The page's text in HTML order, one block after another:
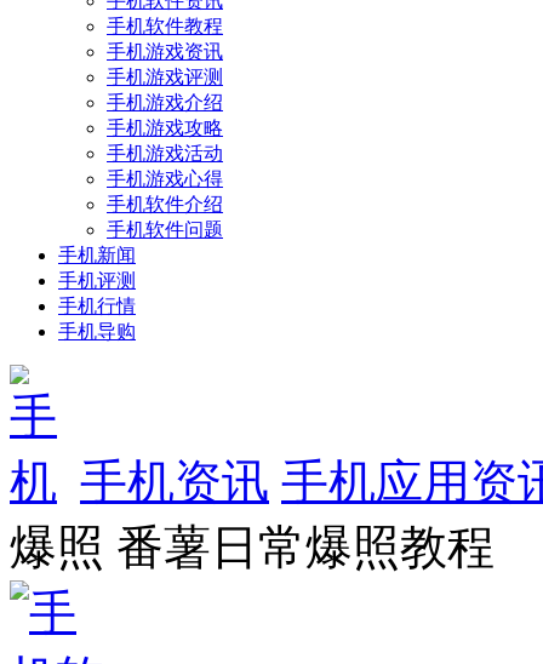
手机软件教程
手机游戏资讯
手机游戏评测
手机游戏介绍
手机游戏攻略
手机游戏活动
手机游戏心得
手机软件介绍
手机软件问题
手机新闻
手机评测
手机行情
手机导购
手机资讯 手机应用资
爆照 番薯日常爆照教程